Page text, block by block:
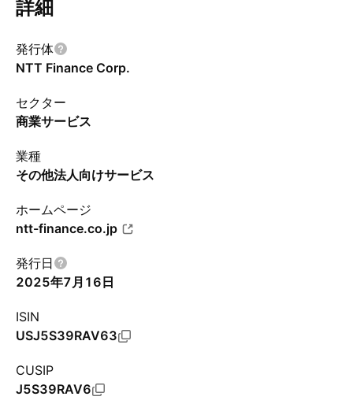
詳細
発行体
NTT Finance Corp.
セクター
商業サービス
業種
その他法人向けサービス
ホームページ
ntt-finance.co.jp
発行日
2025年7月16日
ISIN
USJ5S39RAV63
CUSIP
J5S39RAV6